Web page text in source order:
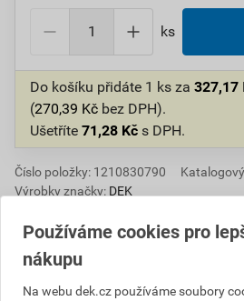
ks
Do košíku přidáte 1 ks za 327,17
(270,39 Kč bez DPH).
Ušetříte 71,28 Kč s DPH.
Číslo položky: 1210830790
Výrobky značky: DEK
Popis
Používáme cookies pro
nákupu
Na webu dek.cz používáme soubory